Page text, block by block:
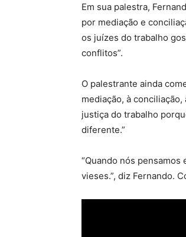
Em sua palestra,
por mediação e
os juízes do trabalho
conflitos”.
O palestrante ainda
mediação, à
justiça do trabalho
diferente.”
“Quando nós
vieses.”, diz Fernando.